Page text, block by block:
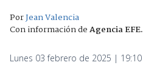
PorJean Valencia
Con información deAgencia EFE.
Lunes 03 febrero de 2025 | 19:10